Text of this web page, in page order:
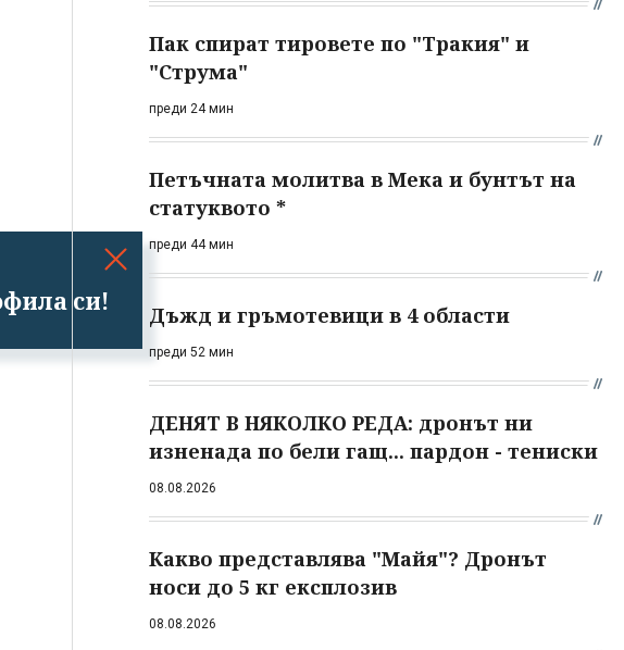
си!
Пак спират тировете по "Тракия" и
"Струма"
преди 24 мин
Петъчната молитва в Мека и бунтът на
статуквото *
преди 44 мин
Дъжд и гръмотевици в 4 области
преди 52 мин
ДЕНЯТ В НЯКОЛКО РЕДА: дронът ни
изненада по бели гащ... пардон - тениски
08.08.2026
Какво представлява "Майя"? Дронът
носи до 5 кг експлозив
08.08.2026